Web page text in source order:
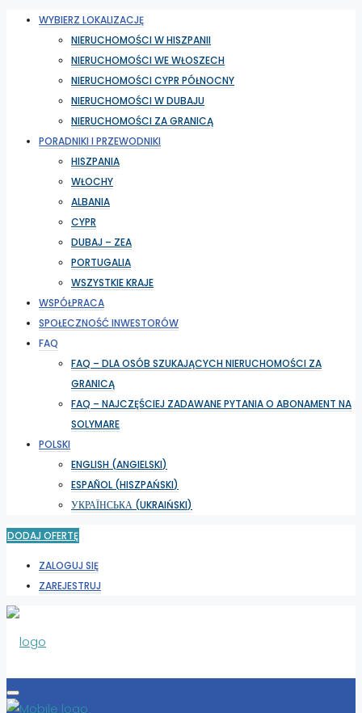
WYBIERZ LOKALIZACJĘ
NIERUCHOMOŚCI W HISZPANII
NIERUCHOMOŚCI WE WŁOSZECH
NIERUCHOMOŚCI CYPR PÓŁNOCNY
NIERUCHOMOŚCI W DUBAJU
NIERUCHOMOŚCI ZA GRANICĄ
PORADNIKI I PRZEWODNIKI
HISZPANIA
WŁOCHY
ALBANIA
CYPR
DUBAJ – ZEA
PORTUGALIA
WSZYSTKIE KRAJE
WSPÓŁPRACA
SPOŁECZNOŚĆ INWESTORÓW
FAQ
FAQ – DLA OSÓB SZUKAJĄCYCH NIERUCHOMOŚCI ZA
GRANICĄ
FAQ – NAJCZĘŚCIEJ ZADAWANE PYTANIA O ABONAMENT NA
SOLYMARE
POLSKI
ENGLISH (ANGIELSKI)
ESPAÑOL (HISZPAŃSKI)
УКРАЇНСЬКА (UKRAIŃSKI)
DODAJ OFERTĘ
ZALOGUJ SIĘ
ZAREJESTRUJ